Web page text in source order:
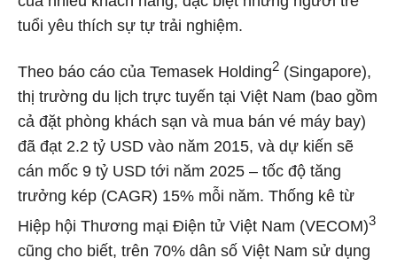
tuổi yêu thích sự tự trải nghiệm.
Theo báo cáo của Temasek Holding2 (Singapore),
thị trường du lịch trực tuyến tại Việt Nam (bao gồm
cả đặt phòng khách sạn và mua bán vé máy bay)
đã đạt 2.2 tỷ USD vào năm 2015, và dự kiến sẽ
cán mốc 9 tỷ USD tới năm 2025 – tốc độ tăng
trưởng kép (CAGR) 15% mỗi năm. Thống kê từ
Hiệp hội Thương mại Điện tử Việt Nam (VECOM)3
cũng cho biết, trên 70% dân số Việt Nam sử dụng